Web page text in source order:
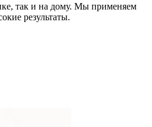
так и на дому. Мы применяем
результаты.